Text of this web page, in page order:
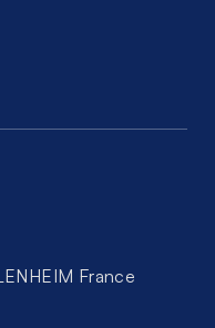
France